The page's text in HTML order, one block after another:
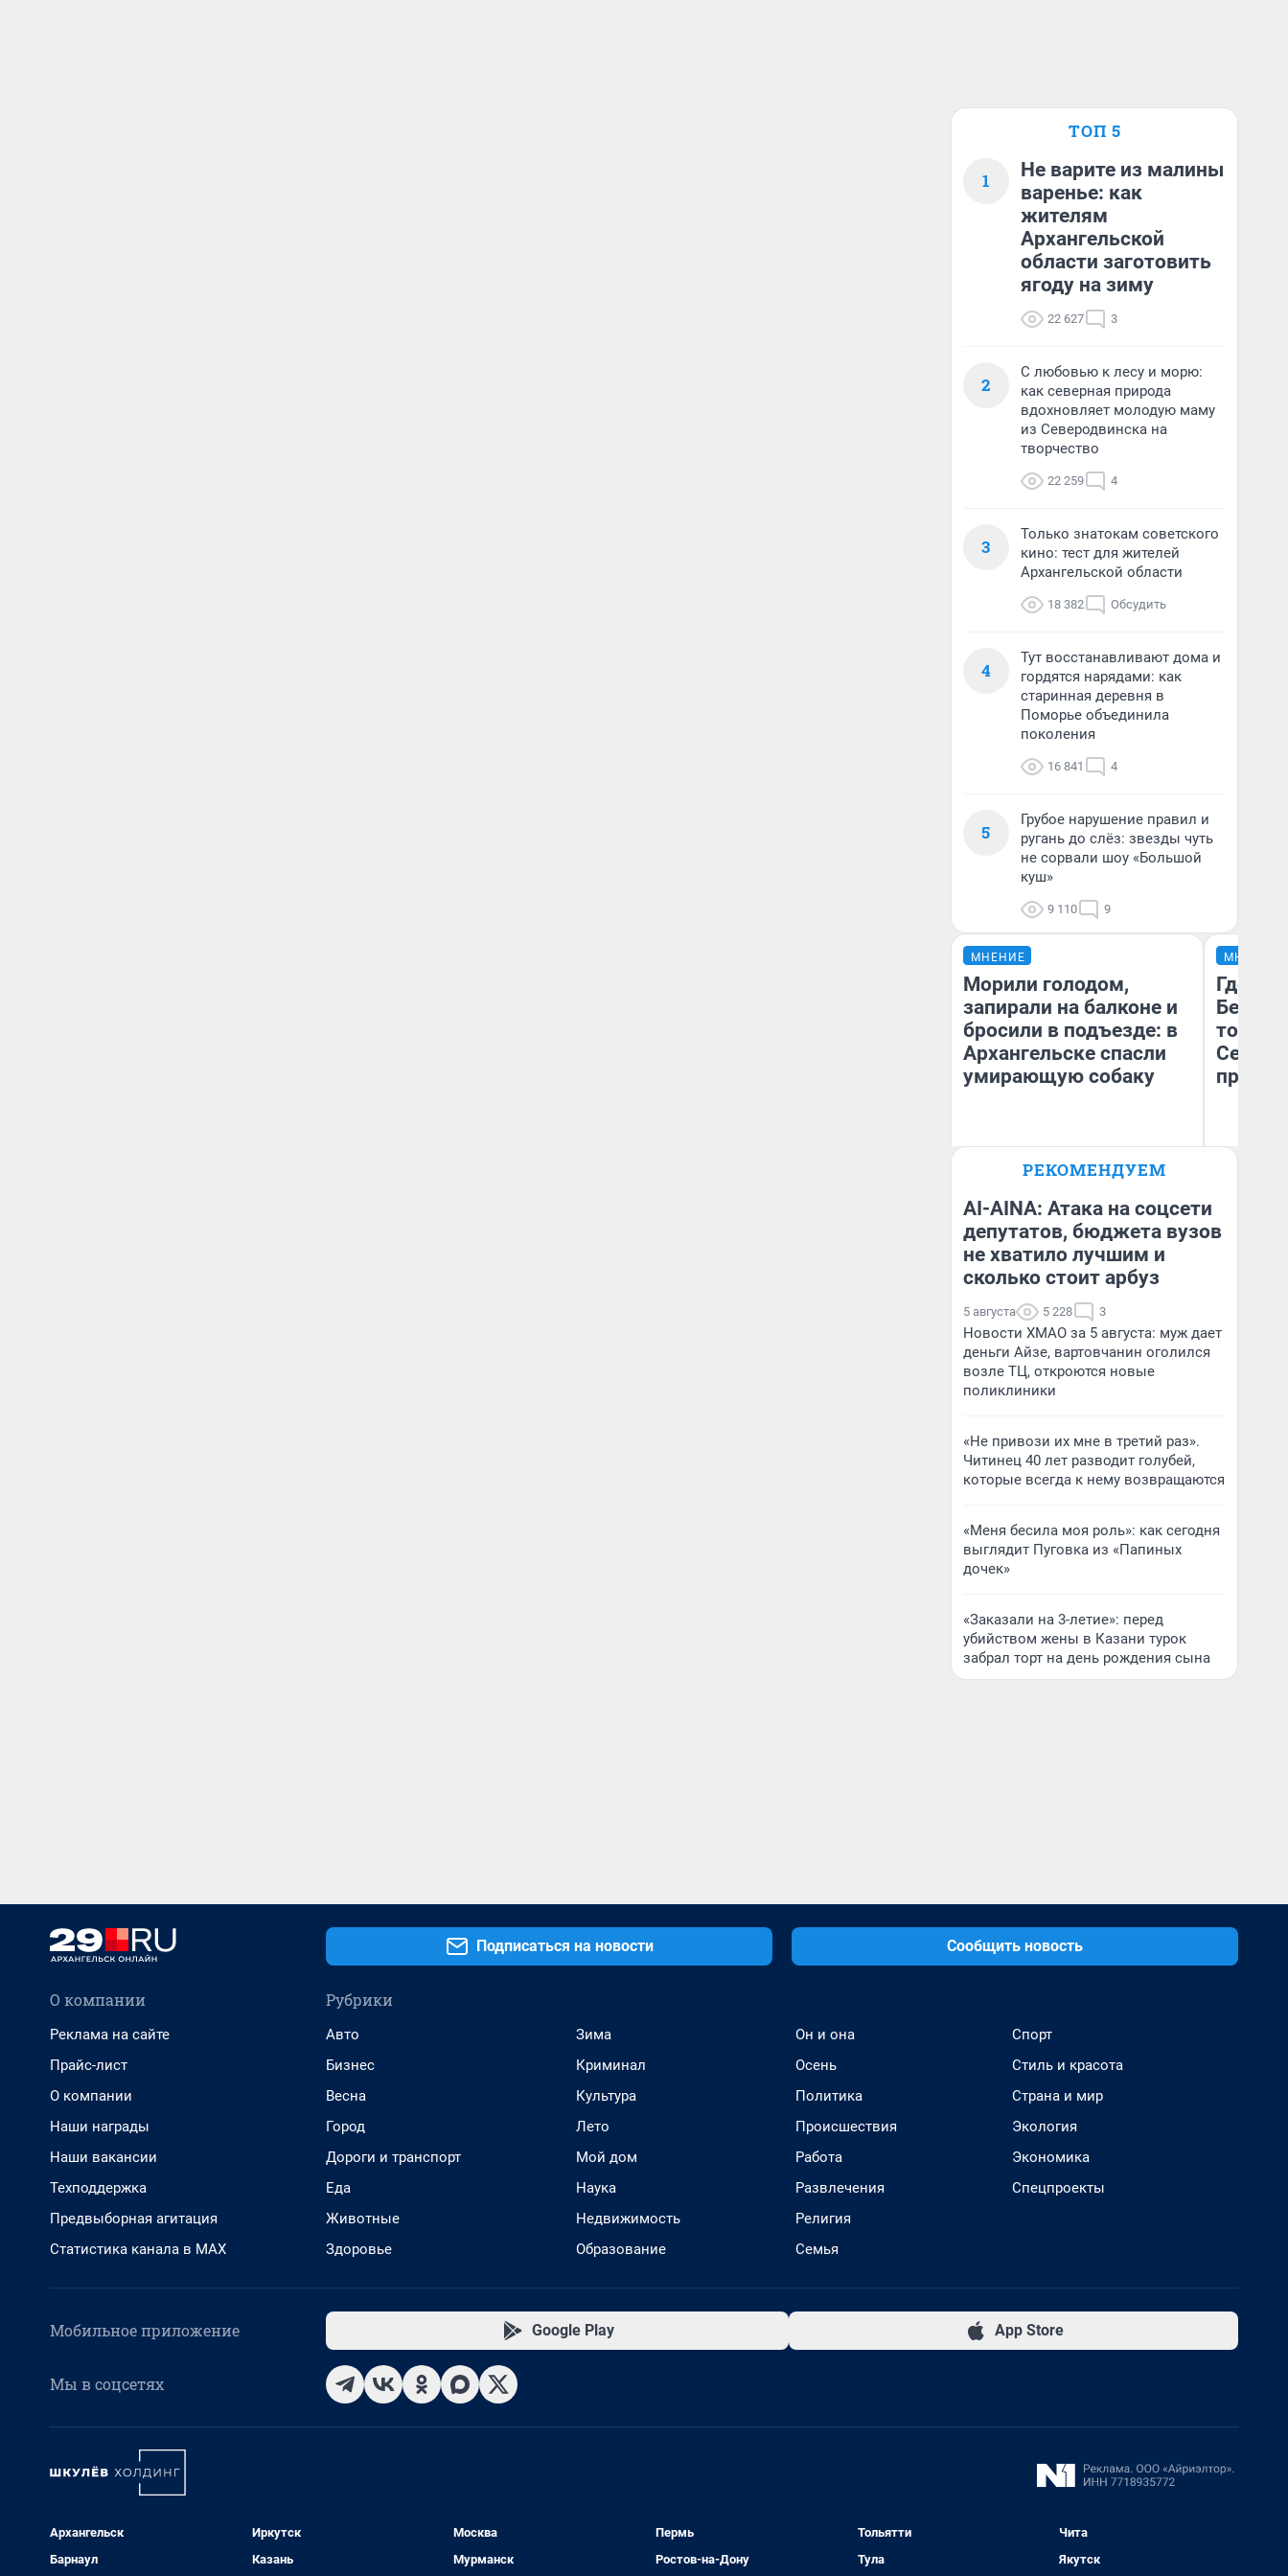
ТОП 5
1
Не варите из малины
варенье: как
жителям
Архангельской
области заготовить
ягоду на зиму
22 627 3
2
С любовью к лесу и морю:
как северная природа
вдохновляет молодую маму
из Северодвинска на
творчество
22 259 4
3
Только знатокам советского
кино: тест для жителей
Архангельской области
18 382 Обсудить
4
Тут восстанавливают дома и
гордятся нарядами: как
старинная деревня в
Поморье объединила
поколения
16 841 4
5
Грубое нарушение правил и
ругань до слёз: звезды чуть
не сорвали шоу «Большой
куш»
9 110 9
МНЕНИЕ
Морили голодом,
запирали на балконе и
бросили в подъезде: в
Архангельске спасли
умирающую собаку
Ольга Мелехова
МНЕНИЕ
Где
Белом
точки
РЕКОМЕНДУЕМ
AI-AINA: Атака на соцсети
депутатов, бюджета вузов
не хватило лучшим и
сколько стоит арбуз
5 августа 5 228 3
Новости ХМАО за 5 августа: муж дает
деньги Айзе, вартовчанин оголился
возле ТЦ, откроются новые
поликлиники
«Не привози их мне в третий раз».
Читинец 40 лет разводит голубей,
которые всегда к нему возвращаются
«Меня бесила моя роль»: как сегодня
выглядит Пуговка из «Папиных
дочек»
«Заказали на 3-летие»: перед
убийством жены в Казани турок
забрал торт на день рождения сына
Подписаться на новости Сообщить новость
О компании
Реклама на сайте
Прайс-лист
О компании
Наши награды
Наши вакансии
Техподдержка
Предвыборная агитация
Статистика канала в MAX
Рубрики
Авто
Бизнес
Весна
Город
Дороги и транспорт
Еда
Животные
Здоровье
Зима
Криминал
Культура
Лето
Мой дом
Наука
Недвижимость
Образование
Он и она
Осень
Политика
Происшествия
Работа
Развлечения
Религия
Семья
Спорт
Стиль и красота
Страна и мир
Экология
Экономика
Спецпроекты
Мобильное приложение Google Play App Store
Мы в соцсетях
Архангельск
Барнаул
Иркутск
Казань
Москва
Мурманск
Пермь
Ростов-на-Дону
Тольятти
Тула
Чита
Якутск